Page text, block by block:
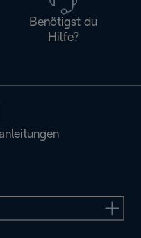
Benötigst du
Hilfe?